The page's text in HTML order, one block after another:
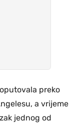
preko
a vrijeme
jednog od